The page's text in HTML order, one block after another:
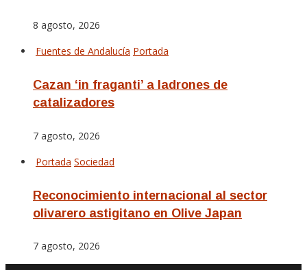
8 agosto, 2026
Fuentes de Andalucía Portada
Cazan ‘in fraganti’ a ladrones de
catalizadores
7 agosto, 2026
Portada Sociedad
Reconocimiento internacional al sector
olivarero astigitano en Olive Japan
7 agosto, 2026